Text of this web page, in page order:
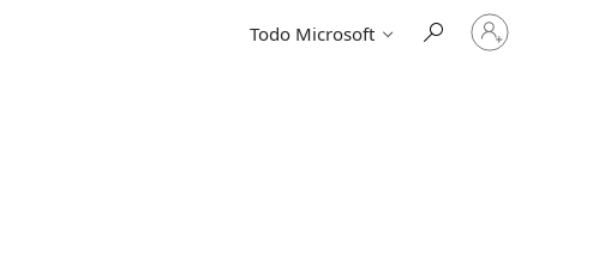
Todo Microsoft
Iniciar
sesión